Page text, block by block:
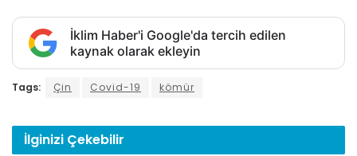
İklim Haber'i Google'da tercih edilen
kaynak olarak ekleyin
Tags: Çin Covid-19 kömür
İlginizi Çekebilir